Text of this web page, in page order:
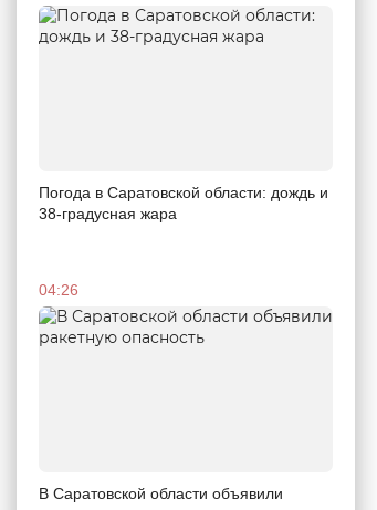
Погода в Саратовской области: дождь и
38-градусная жара
04:26
В Саратовской области объявили